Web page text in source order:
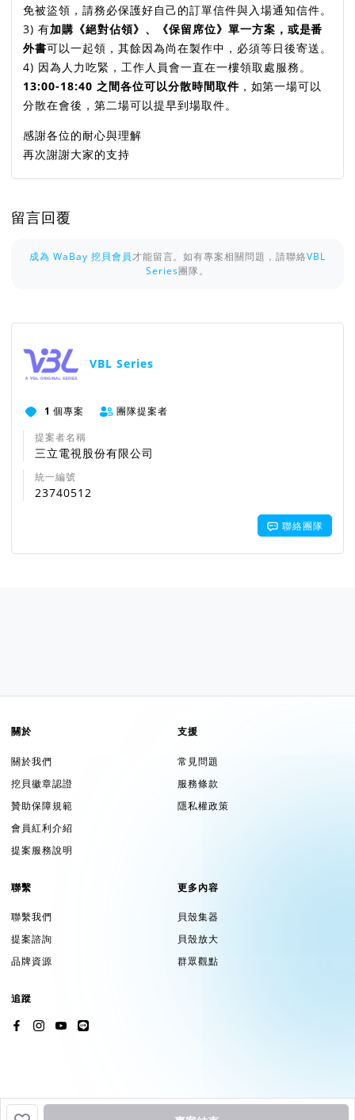
免被盜領，請務必保護好自己的訂單信件與入場通知信件。
3) 有加購《絕對佔領》、《保留席位》單一方案，或是番
外書可以一起領，其餘因為尚在製作中，必須等日後寄送。
4) 因為人力吃緊，工作人員會一直在一樓領取處服務。
13:00-18:40 之間各位可以分散時間取件，如第一場可以
分散在會後，第二場可以提早到場取件。
感謝各位的耐心與理解
再次謝謝大家的支持
留言回覆
成為 WaBay 挖貝會員才能留言。如有專案相關問題，請聯絡VBL
Series團隊。
VBL Series
1 個專案
團隊提案者
提案者名稱
三立電視股份有限公司
統一編號
23740512
聯絡團隊
關於
關於我們
挖貝徽章認證
贊助保障規範
會員紅利介紹
提案服務說明
支援
常見問題
服務條款
隱私權政策
聯繫
聯繫我們
提案諮詢
品牌資源
更多內容
貝殼集器
貝殼放大
群眾觀點
追蹤